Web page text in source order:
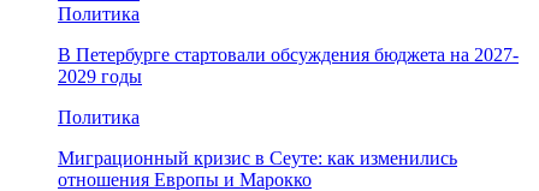
Политика
В Петербурге стартовали обсуждения бюджета на 2027-
2029 годы
Политика
Миграционный кризис в Сеуте: как изменились
отношения Европы и Марокко